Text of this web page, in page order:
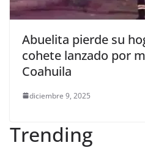
Abuelita pierde su
cohete lanzado por
Coahuila
diciembre 9, 2025
Trending